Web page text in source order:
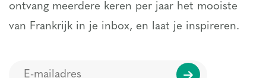
ontvang meerdere keren per jaar het mooiste
van Frankrijk in je inbox, en laat je inspireren.